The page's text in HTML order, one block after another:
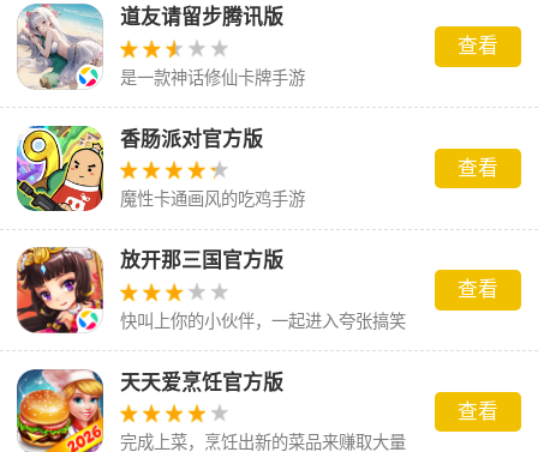
道友请留步腾讯版
是一款神话修仙卡牌手游
查看
香肠派对官方版
魔性卡通画风的吃鸡手游
查看
放开那三国官方版
快叫上你的小伙伴，一起进入夸张搞笑
的三国世界吧！
查看
天天爱烹饪官方版
完成上菜，烹饪出新的菜品来赚取大量
查看